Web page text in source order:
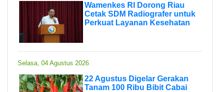
Wamenkes RI Dorong Riau
Cetak SDM Radiografer untuk
Perkuat Layanan Kesehatan
Selasa, 04 Agustus 2026
22 Agustus Digelar Gerakan
Tanam 100 Ribu Bibit Cabai